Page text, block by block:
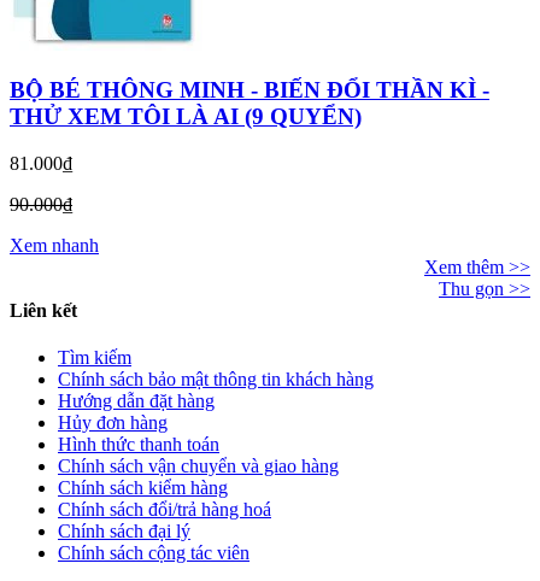
BỘ BÉ THÔNG MINH - BIẾN ĐỔI THẦN KÌ -
THỬ XEM TÔI LÀ AI (9 QUYỂN)
81.000₫
90.000₫
Xem nhanh
Xem thêm >>
Thu gọn >>
Liên kết
Tìm kiếm
Chính sách bảo mật thông tin khách hàng
Hướng dẫn đặt hàng
Hủy đơn hàng
Hình thức thanh toán
Chính sách vận chuyển và giao hàng
Chính sách kiểm hàng
Chính sách đổi/trả hàng hoá
Chính sách đại lý
Chính sách cộng tác viên